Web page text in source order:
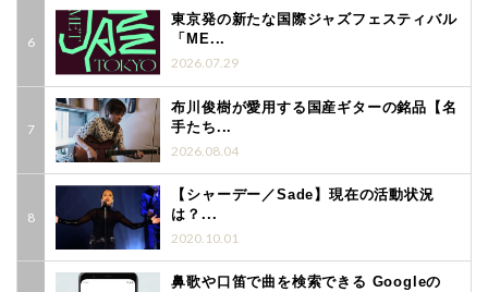
東京発の新たな国際ジャズフェスティバル
「ME...
2026.07.29
布川俊樹が愛用する国産ギターの銘品【名
手たち...
2026.08.04
【シャーデー／Sade】現在の活動状況
は？...
2020.10.01
鼻歌や口笛で曲を検索できる Googleの